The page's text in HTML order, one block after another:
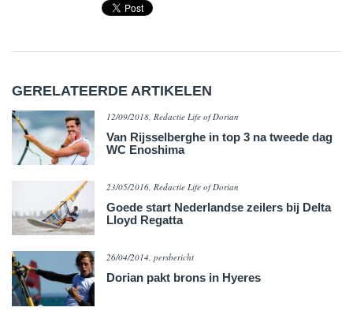
GERELATEERDE ARTIKELEN
12/09/2018, Redactie Life of Dorian
Van Rijsselberghe in top 3 na tweede dag
WC Enoshima
23/05/2016, Redactie Life of Dorian
​Goede start Nederlandse zeilers bij Delta
Lloyd Regatta
26/04/2014, persbericht
Dorian pakt brons in Hyeres